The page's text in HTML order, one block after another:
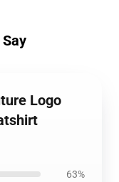
Logo
63%